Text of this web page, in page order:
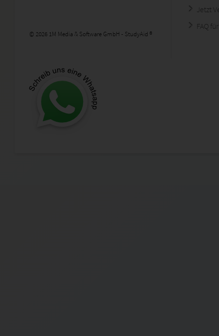
© 2026 1M Media & Software GmbH - StudyAid ®
Jetzt
FAQ